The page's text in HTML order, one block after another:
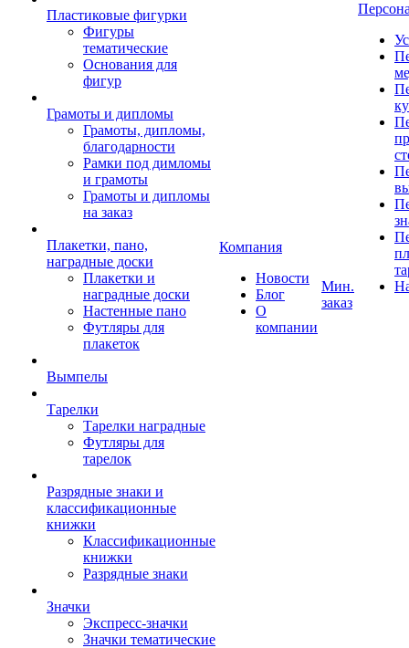
Пластиковые фигурки
Фигуры
тематические
Основания для
фигур
Грамоты и дипломы
Грамоты, дипломы,
благодарности
Рамки под димломы
и грамоты
Грамоты и дипломы
на заказ
Плакетки, пано,
наградные доски
Плакетки и
наградные доски
Настенные пано
Футляры для
плакеток
Вымпелы
Тарелки
Тарелки наградные
Футляры для
тарелок
Разрядные знаки и
классификационные
книжки
Классификационные
книжки
Разрядные знаки
Значки
Экспресс-значки
Значки тематические
Компания
Новости
Блог
О
компании
Мин.
заказ